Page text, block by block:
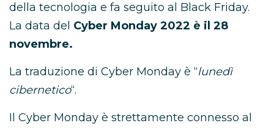
della tecnologia e fa seguito al Black Friday.
La data del Cyber Monday 2022 è il 28
novembre.
La traduzione di Cyber Monday è “lunedì
cibernetico“.
Il Cyber Monday è strettamente connesso al